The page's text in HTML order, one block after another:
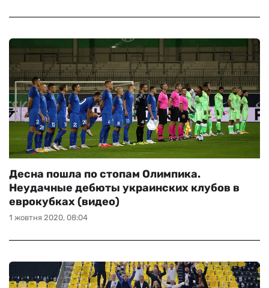
1 жовтня 2020, 08:04
Десна пошла по стопам Олимпика.
Неудачные дебюты украинских клубов в
еврокубках (видео)